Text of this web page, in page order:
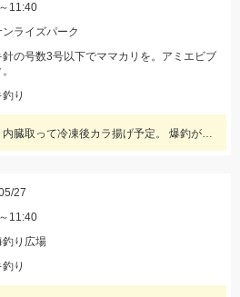
11:40
ライズパーク
針の号数3号以下でママカリを。アミエビブ
り
海の恵みに感謝。頭、内臓取って冷凍後カラ揚げ予定。 爆釣がいつまで続くか見守りたい。
27
11:40
釣り広場
り